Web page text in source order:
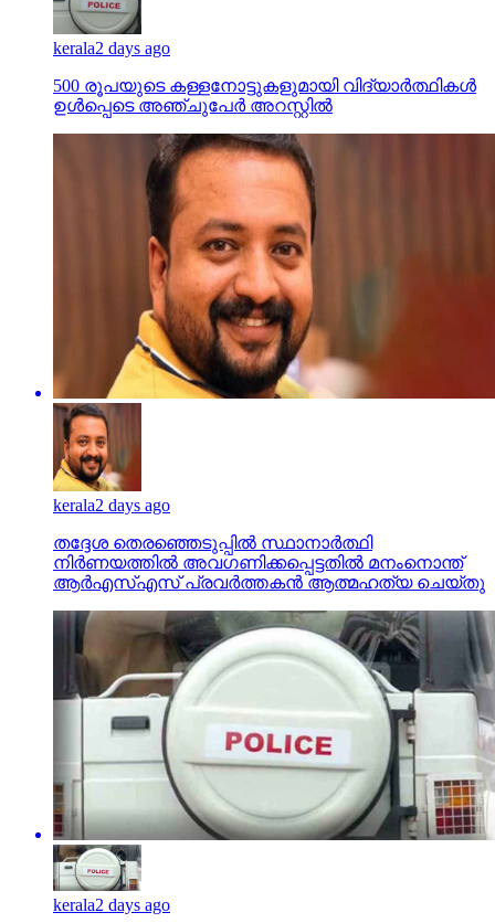
kerala2 days ago
500 രൂപയുടെ കള്ളനോട്ടുകളുമായി വിദ്യാര്‍ത്ഥികള്‍
ഉള്‍പ്പെടെ അഞ്ചുപേര്‍ അറസ്റ്റില്‍
kerala2 days ago
തദ്ദേശ തെരഞ്ഞെടുപ്പില്‍ സ്ഥാനാര്‍ത്ഥി
നിര്‍ണയത്തില്‍ അവഗണിക്കപ്പെട്ടതില്‍ മനംനൊന്ത്
ആര്‍എസ്എസ് പ്രവര്‍ത്തകന്‍ ആത്മഹത്യ ചെയ്തു
kerala2 days ago